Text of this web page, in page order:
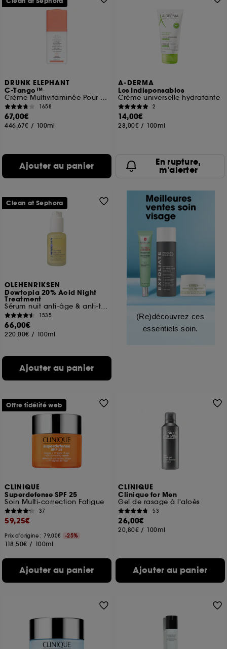
DRUNK ELEPHANT
C-Tango™
Crème Multivitaminée Pour Le Contour Des Yeux
1658
67,00€
446,67€ / 100ml
Ajouter au panier
A-DERMA
Les Indispensables
Crème universelle hydratante
2
14,00€
28,00€ / 100ml
En rupture,
m’alerter
OLEHENRIKSEN
Dewtopia 20% Acid Night
Treatment
Sérum nuit anti-âge & anti-taches AHA + PHA
1535
66,00€
220,00€ / 100ml
Ajouter au panier
Clean at Sephora
(Re)découvrez ces
essentiels soin.
CLINIQUE
Superdefense SPF 25
Soin Multi-correction Fatigue
37
59,25€
Prix d'origine : 79,00€ -25%
118,50€ / 100ml
Ajouter au panier
Offre fidélité web
CLINIQUE
Clinique for Men
Gel de rasage à l'aloès
53
26,00€
20,80€ / 100ml
Ajouter au panier